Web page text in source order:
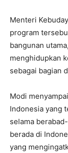
Menteri
program
bangunan
menghidupkan
sebagai bagian
Modi
Indonesia yang
selama
berada di
yang